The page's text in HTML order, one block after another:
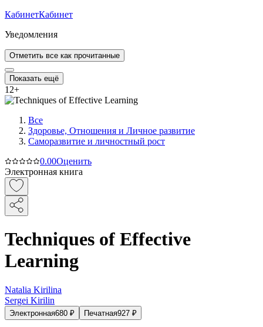
КабинетКабинет
Уведомления
Отметить все как прочитанные
Показать ещё
12+
Все
Здоровье, Отношения и Личное развитие
Саморазвитие и личностный рост
0.00Оценить
Электронная книга
Techniques of Effective
Learning
Natalia Kirilina
Sergei Kirilin
Электронная680 ₽ Печатная927 ₽